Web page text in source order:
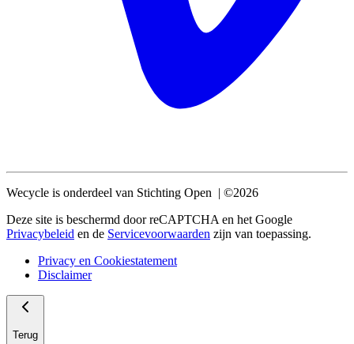
Wecycle is onderdeel van Stichting Open | ©2026
Deze site is beschermd door reCAPTCHA en het Google
Privacybeleid en de Servicevoorwaarden zijn van toepassing.
Privacy en Cookiestatement
Disclaimer
Terug